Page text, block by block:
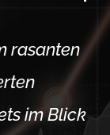
rasanten
im Blick